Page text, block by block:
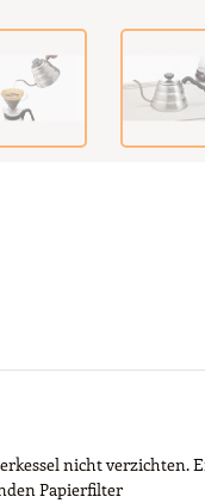
nicht
Papierfilter